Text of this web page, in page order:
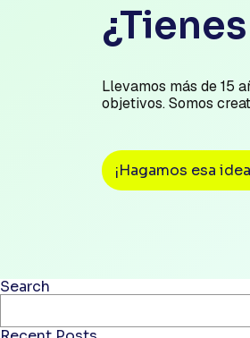
Llevamos más de 15
objetivos. Somos
¡Hagamos esa
Search